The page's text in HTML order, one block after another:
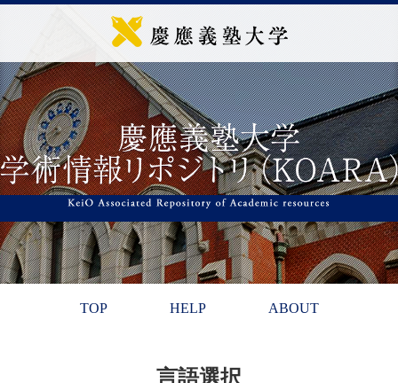
TOP HELP ABOUT
言語選択